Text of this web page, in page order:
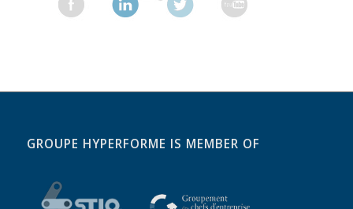
GROUPE HYPERFORME IS MEMBER OF